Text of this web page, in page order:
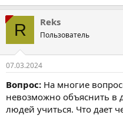
R Reks
Пользователь
07.03.2024
Вопрос: На многие
невозможно объяснить в
людей учиться. Что дает